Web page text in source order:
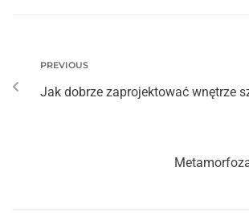
PREVIOUS
Jak dobrze zaprojektować wnętrze